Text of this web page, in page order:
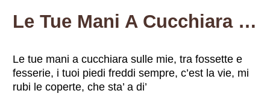
Le Tue Mani A Cucchiara Sulle Mie, Tra Fossette E Fesserie, I Tuoi Piedi Freddi Sempre, C’est La Vie, Mi Rubi Le Coperte, Che Sta’ A Di’
Le tue mani a cucchiara sulle mie, tra fossette e
fesserie, i tuoi piedi freddi sempre, c’est la vie, mi
rubi le coperte, che sta’ a di’